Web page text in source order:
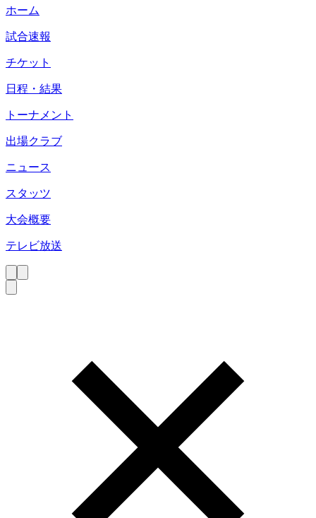
ホーム
試合速報
チケット
日程・結果
トーナメント
出場クラブ
ニュース
スタッツ
大会概要
テレビ放送